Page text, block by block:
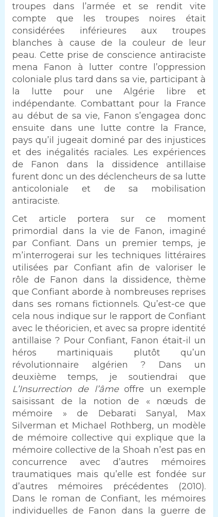
troupes dans l’armée et se rendit vite
compte que les troupes noires était
considérées inférieures aux troupes
blanches à cause de la couleur de leur
peau. Cette prise de conscience antiraciste
mena Fanon à lutter contre l’oppression
coloniale plus tard dans sa vie, participant à
la lutte pour une Algérie libre et
indépendante. Combattant pour la France
au début de sa vie, Fanon s’engagea donc
ensuite dans une lutte contre la France,
pays qu’il jugeait dominé par des injustices
et des inégalités raciales. Les expériences
de Fanon dans la dissidence antillaise
furent donc un des déclencheurs de sa lutte
anticoloniale et de sa mobilisation
antiraciste.
Cet article portera sur ce moment
primordial dans la vie de Fanon, imaginé
par Confiant. Dans un premier temps, je
m’interrogerai sur les techniques littéraires
utilisées par Confiant afin de valoriser le
rôle de Fanon dans la dissidence, thème
que Confiant aborde à nombreuses reprises
dans ses romans fictionnels. Qu’est-ce que
cela nous indique sur le rapport de Confiant
avec le théoricien, et avec sa propre identité
antillaise ? Pour Confiant, Fanon était-il un
héros martiniquais plutôt qu’un
révolutionnaire algérien ? Dans un
deuxième temps, je soutiendrai que
L’Insurrection de l’âmeoffre un exemple
saisissant de la notion de « nœuds de
mémoire » de Debarati Sanyal, Max
Silverman et Michael Rothberg, un modèle
de mémoire collective qui explique que la
mémoire collective de la Shoah n’est pas en
concurrence avec d’autres mémoires
traumatiques mais qu’elle est fondée sur
d’autres mémoires précédentes (2010).
Dans le roman de Confiant, les mémoires
individuelles de Fanon dans la guerre de